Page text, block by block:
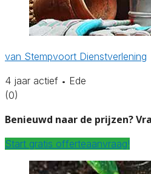
van Stempvoort Dienstverlening
4 jaar actief • Ede
(0)
Benieuwd naar de prijzen?
Start gratis offerteaanvraag!